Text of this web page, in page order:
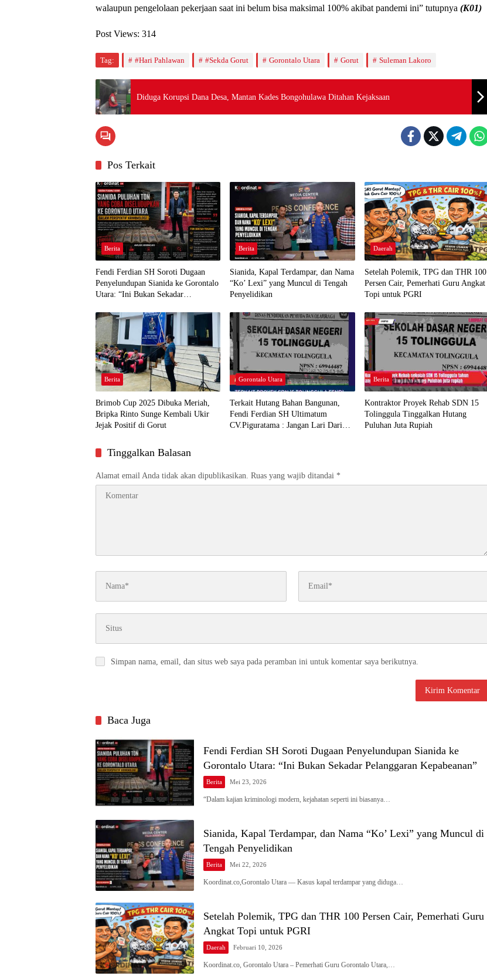
walaupun pengelolaan pekerjaan saat ini belum bisa maksimal 100% akibat pandemi ini” tutupnya (K01)
Post Views: 314
Tag: #Hari Pahlawan #Sekda Gorut Gorontalo Utara Gorut Suleman Lakoro
Diduga Korupsi Dana Desa, Mantan Kades Bongohulawa Ditahan Kejaksaan
Pos Terkait
Berita
Fendi Ferdian SH Soroti Dugaan
Penyelundupan Sianida ke Gorontalo
Utara: “Ini Bukan Sekadar
Berita
Sianida, Kapal Terdampar, dan Nama
“Ko’ Lexi” yang Muncul di Tengah
Penyelidikan
Daerah
Setelah Polemik, TPG dan THR 100
Persen Cair, Pemerhati Guru Angkat
Topi untuk PGRI
Berita
Brimob Cup 2025 Dibuka Meriah,
Bripka Rinto Sunge Kembali Ukir
Jejak Positif di Gorut
Gorontalo Utara
Terkait Hutang Bahan Bangunan,
Fendi Ferdian SH Ultimatum
CV.Piguratama : Jangan Lari Dari
Berita
Kontraktor Proyek Rehab SDN 15
Tolinggula Tinggalkan Hutang
Puluhan Juta Rupiah
Tinggalkan Balasan
Alamat email Anda tidak akan dipublikasikan. Ruas yang wajib ditandai *
Simpan nama, email, dan situs web saya pada peramban ini untuk komentar saya berikutnya.
Baca Juga
Fendi Ferdian SH Soroti Dugaan Penyelundupan Sianida ke
Gorontalo Utara: “Ini Bukan Sekadar Pelanggaran Kepabeanan”
Berita Mei 23, 2026
“Dalam kajian kriminologi modern, kejahatan seperti ini biasanya…
Sianida, Kapal Terdampar, dan Nama “Ko’ Lexi” yang Muncul di
Tengah Penyelidikan
Berita Mei 22, 2026
Koordinat.co,Gorontalo Utara — Kasus kapal terdampar yang diduga…
Setelah Polemik, TPG dan THR 100 Persen Cair, Pemerhati Guru
Angkat Topi untuk PGRI
Daerah Februari 10, 2026
Koordinat.co, Gorontalo Utara – Pemerhati Guru Gorontalo Utara,…